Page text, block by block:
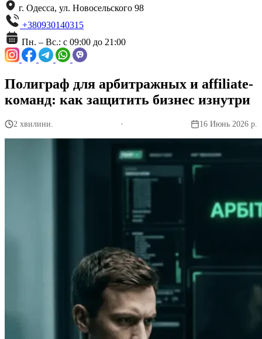
г. Одесса, ул. Новосельского 98
+380930140315
Пн. – Вс.: с 09:00 до 21:00
Полиграф для арбитражных и affiliate-
команд: как защитить бизнес изнутри
2 хвилини. • 16 Июнь 2026 р.